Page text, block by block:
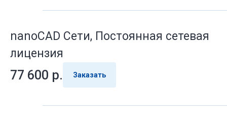
nanoCAD Сети, Постоянная сетевая
лицензия
77 600 р. Заказать